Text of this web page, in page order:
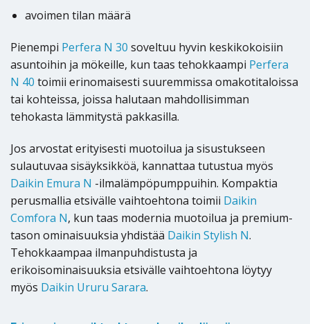
avoimen tilan määrä
Pienempi Perfera N 30 soveltuu hyvin keskikokoisiin
asuntoihin ja mökeille, kun taas tehokkaampi Perfera
N 40 toimii erinomaisesti suuremmissa omakotitaloissa
tai kohteissa, joissa halutaan mahdollisimman
tehokasta lämmitystä pakkasilla.
Jos arvostat erityisesti muotoilua ja sisustukseen
sulautuvaa sisäyksikköä, kannattaa tutustua myös
Daikin Emura N -ilmalämpöpumppuihin. Kompaktia
perusmallia etsivälle vaihtoehtona toimii Daikin
Comfora N, kun taas modernia muotoilua ja premium-
tason ominaisuuksia yhdistää Daikin Stylish N.
Tehokkaampaa ilmanpuhdistusta ja
erikoisominaisuuksia etsivälle vaihtoehtona löytyy
myös Daikin Ururu Sarara.